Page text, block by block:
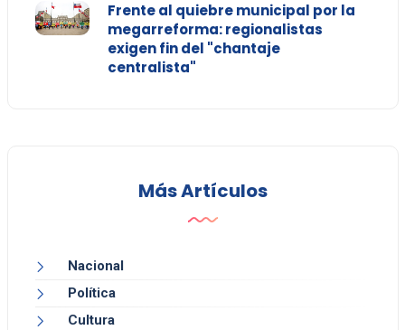
Frente al quiebre municipal por la
megarreforma: regionalistas
exigen fin del "chantaje
centralista"
Más Artículos
Nacional
Política
Cultura